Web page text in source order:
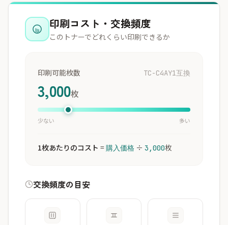
印刷コスト・交換頻度
このトナーでどれくらい印刷できるか
印刷可能枚数
3,000枚
TC-C4AY1互換
少ない 多い
1枚あたりのコスト =購入価格 ÷ 3,000枚
交換頻度の目安